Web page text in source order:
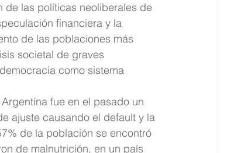
de las políticas neoliberales de
financiera y la
de las poblaciones más
societal de graves
como sistema
fue en el pasado un
ajuste causando el default y la
de la población se encontró
de malnutrición, en un país